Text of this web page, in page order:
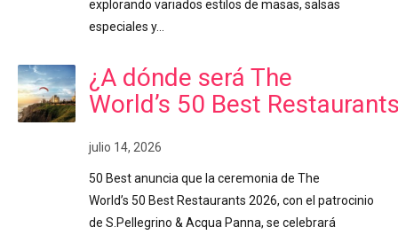
explorando variados estilos de masas, salsas
especiales y…
¿A dónde será The
World’s 50 Best
julio 14, 2026
50 Best anuncia que la ceremonia de The
World’s 50 Best Restaurants 2026, con el patrocinio
de S.Pellegrino & Acqua Panna, se celebrará